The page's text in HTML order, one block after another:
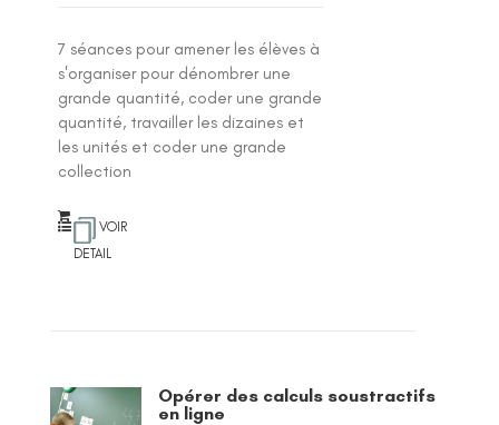
7 séances pour amener les élèves à
s'organiser pour dénombrer une
grande quantité, coder une grande
quantité, travailler les dizaines et
les unités et coder une grande
collection
VOIR
DETAIL
Opérer des calculs soustractifs
en ligne